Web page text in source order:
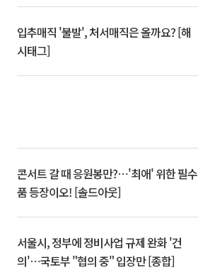
입추매직 '불발', 처서매직은 올까요? [해
시태그]
콘서트 갈 때 응원봉만?⋯'최애' 위한 필수
품 등장이오! [솔드아웃]
서울시, 정부에 정비사업 규제 완화 '건
의'⋯국토부 "협의 중" 입장만 [종합]